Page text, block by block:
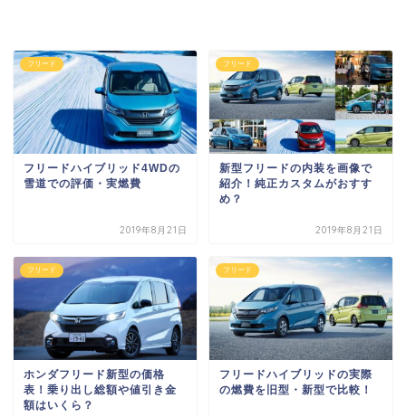
フリード
フリードハイブリッド4WDの
雪道での評価・実燃費
2019年8月21日
フリード
新型フリードの内装を画像で
紹介！純正カスタムがおすす
め？
2019年8月21日
フリード
ホンダフリード新型の価格
表！乗り出し総額や値引き金
額はいくら？
フリード
フリードハイブリッドの実際
の燃費を旧型・新型で比較！